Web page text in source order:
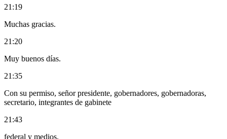
21:19
Muchas gracias.
21:20
Muy buenos días.
21:35
Con su permiso, señor presidente, gobernadores, gobernadoras,
secretario, integrantes de gabinete
21:43
federal y medios.